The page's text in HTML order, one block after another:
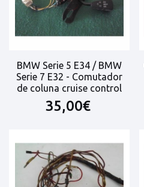
BMW Serie 5 E34 / BMW
Serie 7 E32 - Comutador
de coluna cruise control
35,00€